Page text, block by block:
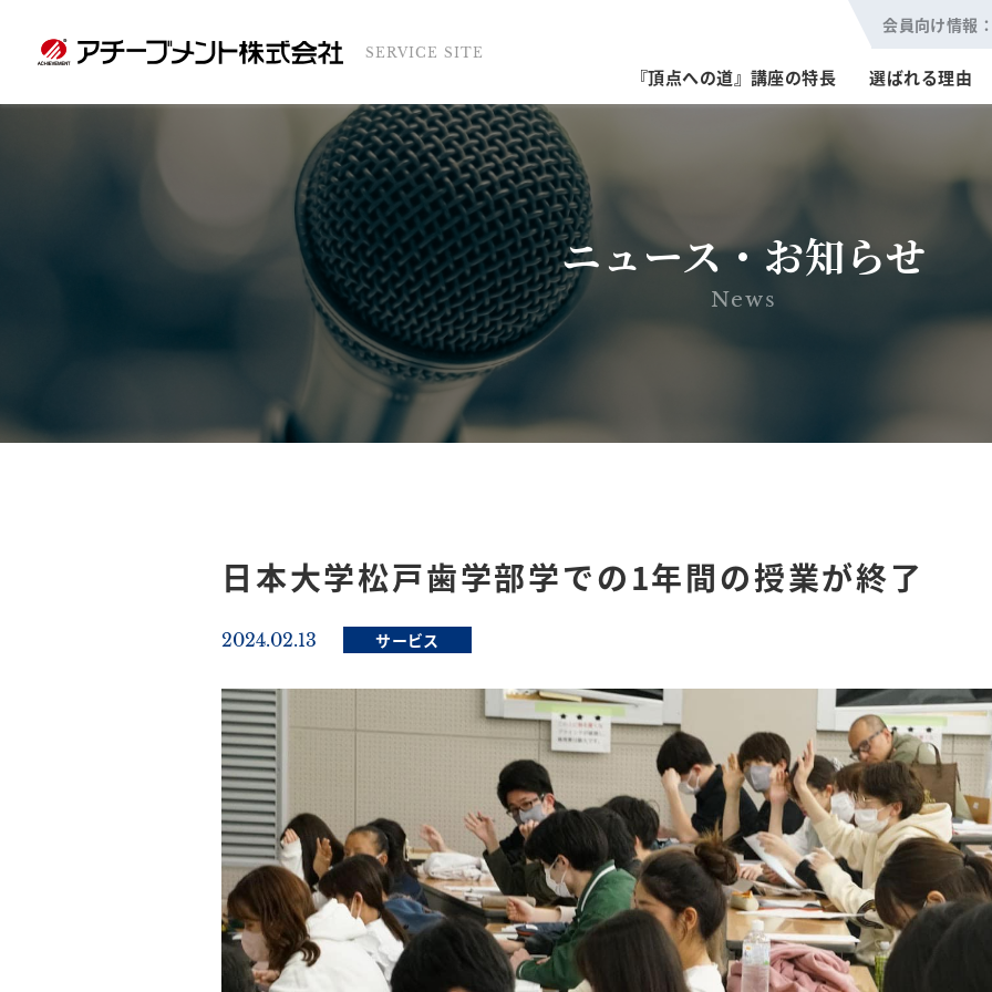
SERVICE SITE
会員向け情報
『頂点への道』講座の特長 選ばれる理由
ニュース・お知らせ
News
日本大学松戸歯学部学での1年間の授業が終了
2024.02.13 サービス